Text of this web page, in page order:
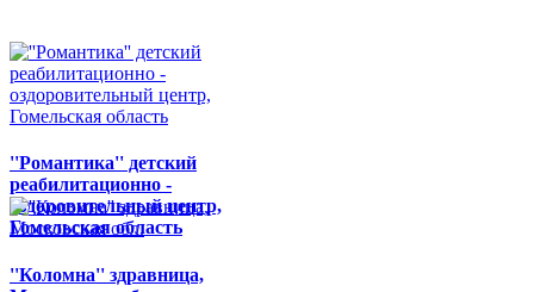
''Романтика'' детский
реабилитационно -
оздоровительный центр,
Гомельская область
''Коломна'' здравница,